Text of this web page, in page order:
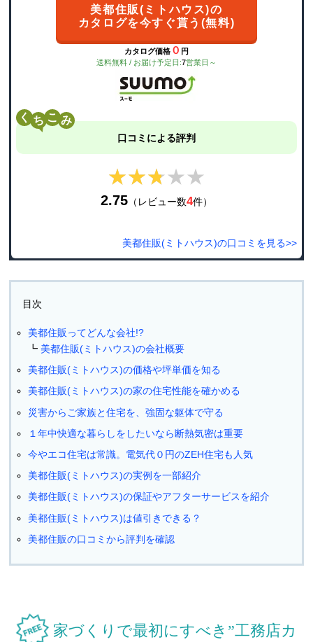
美都住販(ミトハウス)の
カタログを今すぐ貰う(無料)
カタログ価格 ０ 円
送料無料 / お届け予定日:7営業日～
く こ
口コミによる評判
★★★★★
★★★★★
2.75 （レビュー数4件）
美都住販(ミトハウス)の口コミを見る>>
目次
美都住販ってどんな会社!?
美都住販(ミトハウス)の会社概要
美都住販(ミトハウス)の価格や坪単価を知る
美都住販(ミトハウス)の家の住宅性能を確かめる
災害からご家族と住宅を、強固な躯体で守る
１年中快適な暮らしをしたいなら断熱気密は重要
今やエコ住宅は常識。電気代０円のZEH住宅も人気
美都住販(ミトハウス)の実例を一部紹介
美都住販(ミトハウス)の保証やアフターサービスを紹介
美都住販(ミトハウス)は値引きできる？
美都住販の口コミから評判を確認